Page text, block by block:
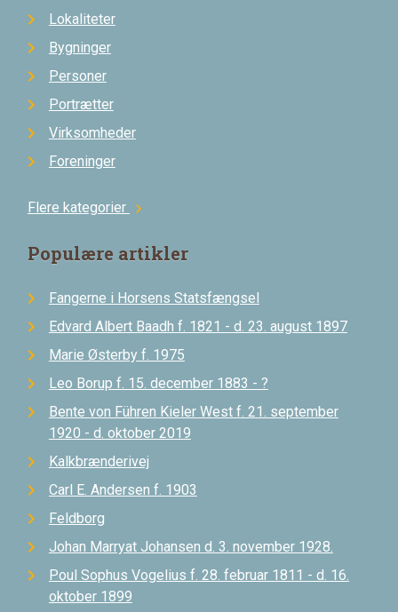
Lokaliteter
Bygninger
Personer
Portrætter
Virksomheder
Foreninger
Flere kategorier chevron_right
Populære artikler
Fangerne i Horsens Statsfængsel
Edvard Albert Baadh f. 1821 - d. 23. august 1897
Marie Østerby f. 1975
Leo Borup f. 15. december 1883 - ?
Bente von Führen Kieler West f. 21. september
1920 - d. oktober 2019
Kalkbrænderivej
Carl E. Andersen f. 1903
Feldborg
Johan Marryat Johansen d. 3. november 1928.
Poul Sophus Vogelius f. 28. februar 1811 - d. 16.
oktober 1899